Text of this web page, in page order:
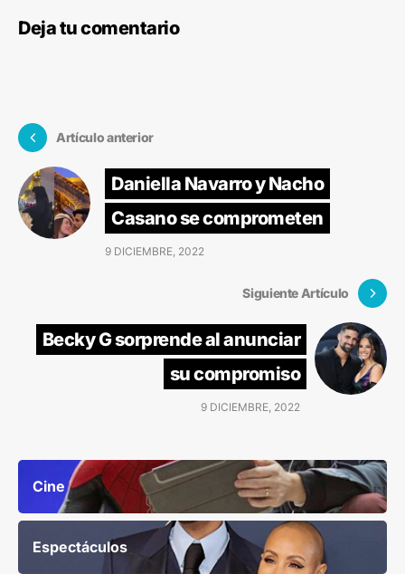
Deja tu comentario
Artículo anterior
Daniella Navarro y Nacho
Casano se comprometen
9 DICIEMBRE, 2022
Siguiente Artículo
Becky G sorprende al anunciar
su compromiso
9 DICIEMBRE, 2022
Cine
Espectáculos